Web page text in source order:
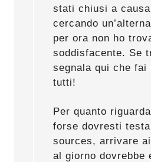
stati chiusi a
cercando
per ora non ho
soddisfacente. Se
segnala qui che fai
tutti!
Per quanto
forse dovresti
sources, arrivare
al giorno dovrebbe